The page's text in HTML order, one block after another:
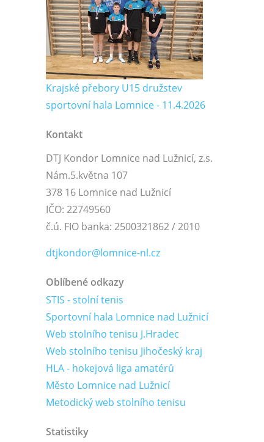
Krajské přebory U15 družstev
sportovní hala Lomnice - 11.4.2026
Kontakt
DTJ Kondor Lomnice nad Lužnicí, z.s.
Nám.5.května 107
378 16 Lomnice nad Lužnicí
IČO: 22749560
č.ú. FIO banka: 2500321862 / 2010
dtjkondor@lomnice-nl.cz
Oblíbené odkazy
STIS - stolní tenis
Sportovní hala Lomnice nad Lužnicí
Web stolního tenisu J.Hradec
Web stolního tenisu Jihočeský kraj
HLA - hokejová liga amatérů
Město Lomnice nad Lužnicí
Metodický web stolního tenisu
Statistiky